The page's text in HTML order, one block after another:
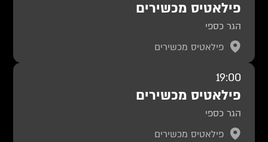
פילאטיס מכשירים
הגר כספי
פילאטיס מכשירים
19:00
פילאטיס מכשירים
הגר כספי
פילאטיס מכשירים